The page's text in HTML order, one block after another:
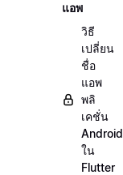
แอพ
วิธี
เปลี่ยน
ชื่อ
แอพ
พลิ
เคชั่น
Android
ใน
Flutter